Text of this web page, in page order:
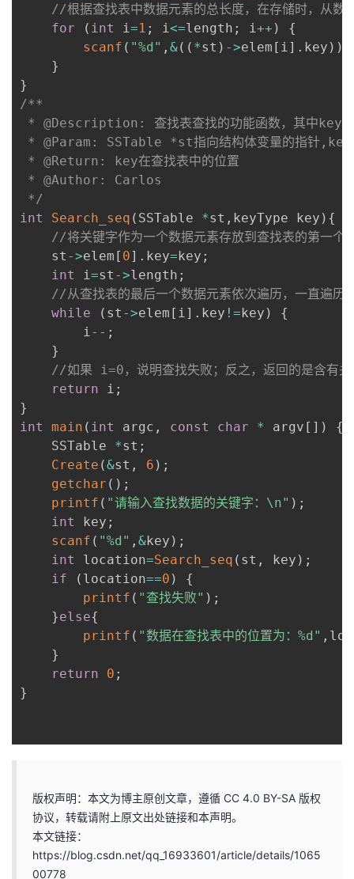
//根据查找表中数据元素的总长度，在存储时，从
for
( int i=1 ; i<=length ; i++ )
{
scanf ( "%d" , &( ( *st ) ->elem [ i] . key ) )
}
}
/**
* @Description: 查找表查找的功能函数，其中key为
* @Param: SSTable *st指向结构体变量的指针
* @Return: key在查找表中的位置
* @Author: Carlos
*/
int
Search_seq ( SSTable *st , keyType key ) {
//将关键字作为一个数据元素存放到查找表的第一个
    st
->elem [ 0] . key= key ;
int
i=st ->length ;
//从查找表的最后一个数据元素依次遍历，一直遍历
while
( st ->elem [ i] . key != key )
{
        i
-- ;
}
//如果 i=0，说明查找失败；反之，返回的是含有关
return i ;
}
int
main ( int argc , const char * argv [ ] )
{
    SSTable
*st ;
Create (&st , 6 ) ;
getchar ( ) ;
printf ( "请输入查找数据的关键字：\n" ) ;
int
key ;
scanf ( "%d" , &key ) ;
int
location=Search_seq ( st , key ) ;
if
( location==0 )
{
printf ( "查找失败" ) ;
}else{
printf ( "数据在查找表中的位置为：%d" ,
}
return
0 ;
}
版权声明：本文为博主原创文章，遵循 CC 4.0 BY-SA 版权
协议，转载请附上原文出处链接和本声明。
本文链接：
https://blog.csdn.net/qq_16933601/article/details/1065
00778